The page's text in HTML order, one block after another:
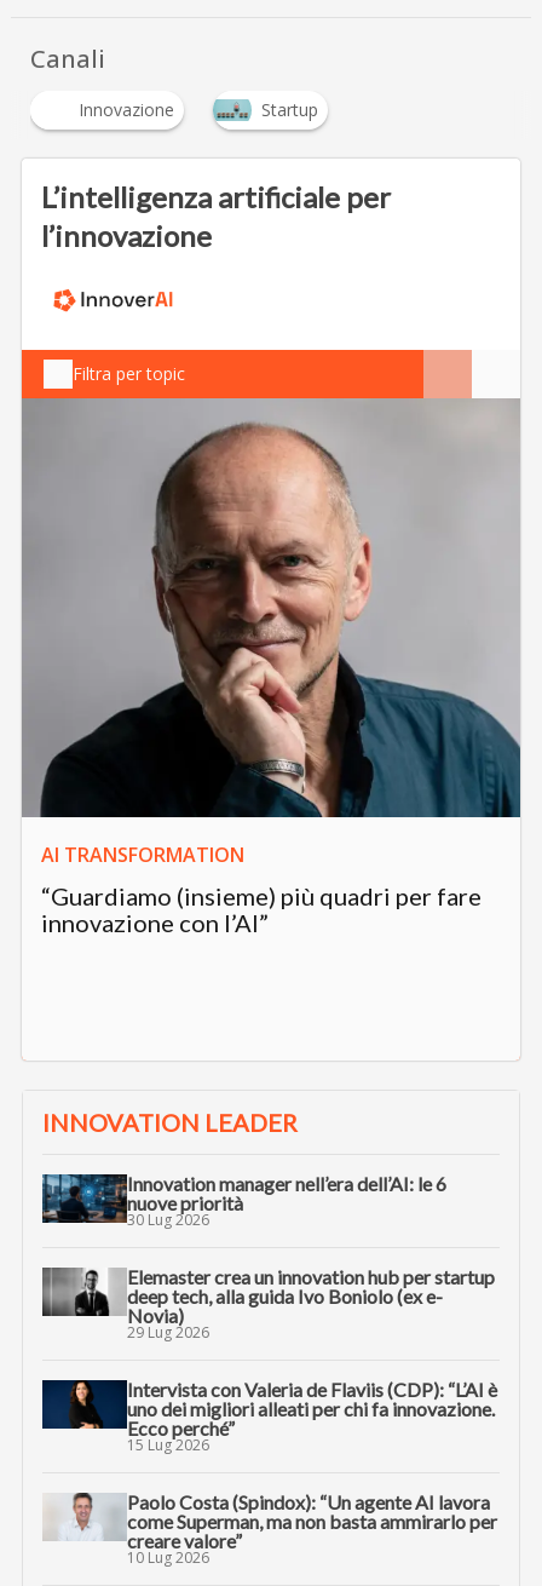
Canali
Innovazione Startup
L’intelligenza artificiale per
l’innovazione
Filtra per topic
AI TRANSFORMATION
“Guardiamo (insieme) più quadri per fare
innovazione con l’AI”
INNOVATION LEADER
Innovation manager nell’era dell’AI: le 6
nuove priorità
30 Lug 2026
Elemaster crea un innovation hub per startup
deep tech, alla guida Ivo Boniolo (ex e-
Novia)
29 Lug 2026
Intervista con Valeria de Flaviis (CDP): “L’AI è
uno dei migliori alleati per chi fa innovazione.
Ecco perché”
15 Lug 2026
Paolo Costa (Spindox): “Un agente AI lavora
come Superman, ma non basta ammirarlo per
creare valore”
10 Lug 2026